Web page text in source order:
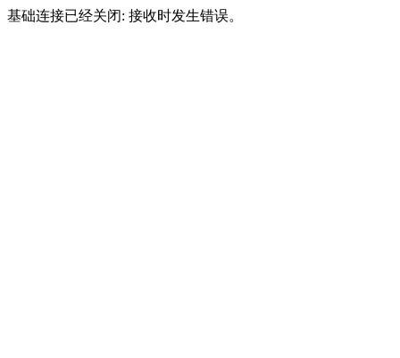
基础连接已经关闭: 接收时发生错误。